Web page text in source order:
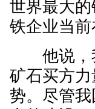
世界最大
铁企业当
他说，我
矿石买方
势。尽管